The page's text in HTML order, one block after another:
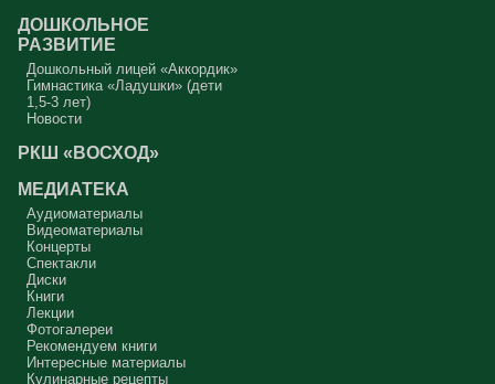
ДОШКОЛЬНОЕ
РАЗВИТИЕ
Дошкольный лицей «Аккордик»
Гимнастика «Ладушки» (дети
1,5-3 лет)
Новости
РКШ «ВОСХОД»
МЕДИАТЕКА
Аудиоматериалы
Видеоматериалы
Концерты
Спектакли
Диски
Книги
Лекции
Фотогалереи
Рекомендуем книги
Интересные материалы
Кулинарные рецепты